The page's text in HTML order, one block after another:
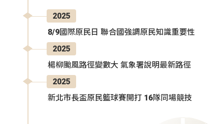
2025
8/9國際原民日 聯合國強調原民知識重要性
2025
楊柳颱風路徑變數大 氣象署說明最新路徑
2025
新北市長盃原民籃球賽開打 16隊同場競技